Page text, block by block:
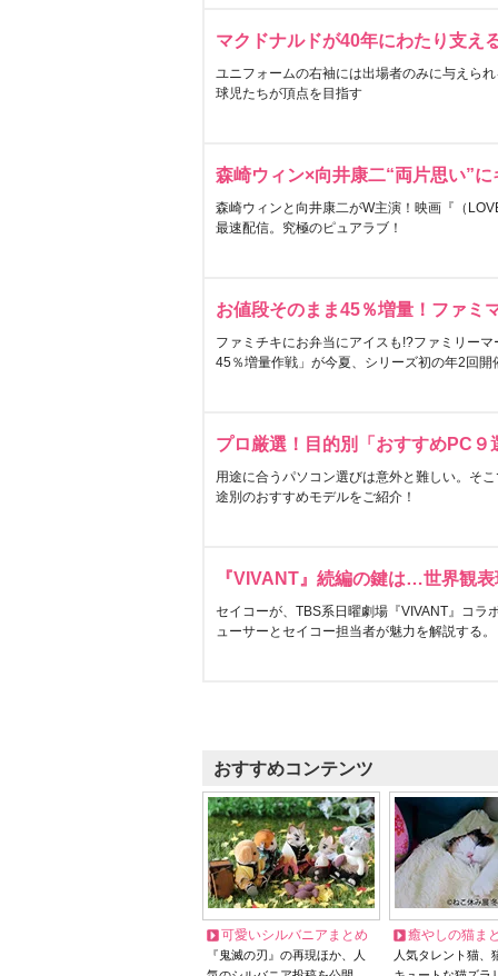
マクドナルドが40年にわたり支え
ユニフォームの右袖には出場者のみに与えら
球児たちが頂点を目指す
森崎ウィン×向井康二“両片思い”
森崎ウィンと向井康二がW主演！映画『（
最速配信。究極のピュアラブ！
お値段そのまま45％増量！ファミ
ファミチキにお弁当にアイスも!?ファミリー
45％増量作戦」が今夏、シリーズ初の年2回開
プロ厳選！目的別「おすすめPC９
用途に合うパソコン選びは意外と難しい。そ
途別のおすすめモデルをご紹介！
『VIVANT』続編の鍵は…世界観
セイコーが、TBS系日曜劇場『VIVANT』コラ
ューサーとセイコー担当者が魅力を解説する。
おすすめコンテンツ
可愛いシルバニアまとめ
『鬼滅の刃』の再現ほか、人
癒やしの猫ま
人気タレント猫